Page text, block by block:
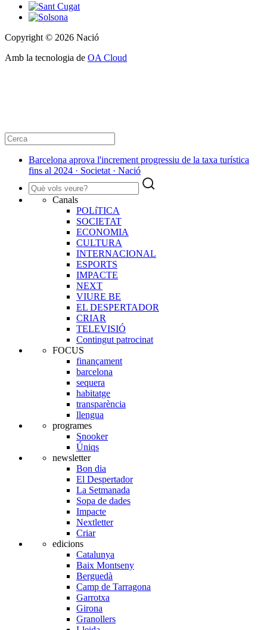
Copyright © 2026 Nació
Amb la tecnologia de OA Cloud
Barcelona aprova l'increment progressiu de la taxa turística
fins al 2024 · Societat · Nació
Canals
POLíTICA
SOCIETAT
ECONOMIA
CULTURA
INTERNACIONAL
ESPORTS
IMPACTE
NEXT
VIURE BE
EL DESPERTADOR
CRIAR
TELEVISIÓ
Contingut patrocinat
FOCUS
finançament
barcelona
sequera
habitatge
transparència
llengua
programes
Snooker
Úniqs
newsletter
Bon dia
El Despertador
La Setmanada
Sopa de dades
Impacte
Nextletter
Criar
edicions
Catalunya
Baix Montseny
Berguedà
Camp de Tarragona
Garrotxa
Girona
Granollers